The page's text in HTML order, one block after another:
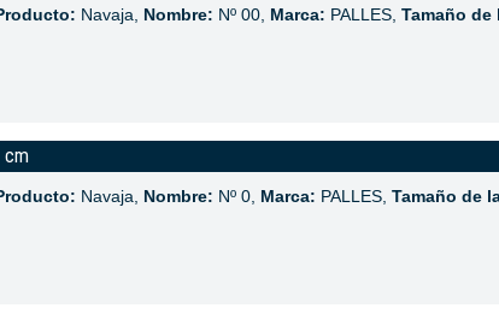
Navaja, Nombre: Nº 00, Marca: PALLES, Tamaño de
cm
Navaja, Nombre: Nº 0, Marca: PALLES, Tamaño de